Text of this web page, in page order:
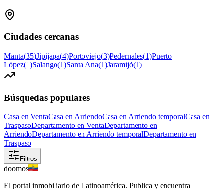
Ciudades cercanas
Manta(35)Jipijapa(4)Portoviejo(3)Pedernales(1)Puerto
López(1)Salango(1)Santa Ana(1)Jaramijó(1)
Búsquedas populares
Casa en VentaCasa en ArriendoCasa en Arriendo temporalCasa en
TraspasoDepartamento en VentaDepartamento en
ArriendoDepartamento en Arriendo temporalDepartamento en
Traspaso
Filtros
doomos
El portal inmobiliario de Latinoamérica. Publica y encuentra